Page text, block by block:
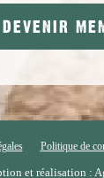
DEVENIR
Politique de
et réalisation :